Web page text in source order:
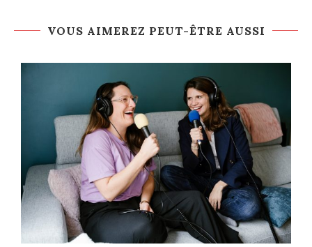
VOUS AIMEREZ PEUT-ÊTRE AUSSI